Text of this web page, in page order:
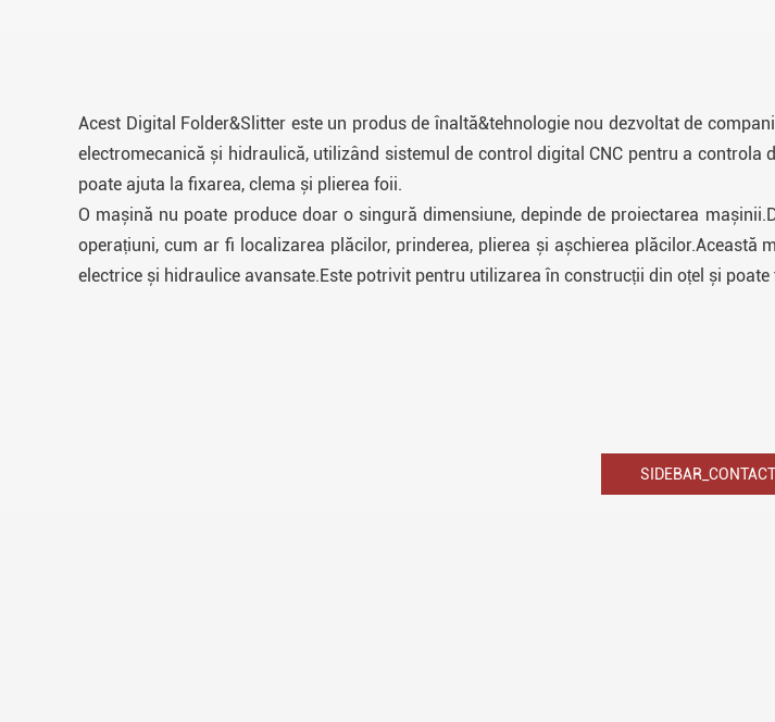
Acest Digital Folder&Slitter este un produs de înaltă&tehnologie nou dezvoltat de
electromecanică și hidraulică, utilizând sistemul de control digital CNC pentru a
poate ajuta la fixarea, clema și plierea foii.
O mașină nu poate produce doar o singură dimensiune, depinde de proiectarea
operațiuni, cum ar fi localizarea plăcilor, prinderea, plierea și așchierea
electrice și hidraulice avansate.Este potrivit pentru utilizarea în construcții din oțel și